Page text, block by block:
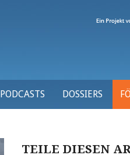
PODCASTS DOSSIERS
TEILE DIESEN